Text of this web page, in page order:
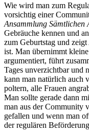
Wie wird man zum
vorsichtig einer
Ansammlung Sämtlichen
Gebräuche kennen und
zum Geburtstag und
ist. Man übernimmt
argumentiert, führt
Tages unverzichtbar und
kann man natürlich auch
poltern, alle Frauen
Man sollte gerade dann
man aus der Community
gefallen und wenn man
der regulären